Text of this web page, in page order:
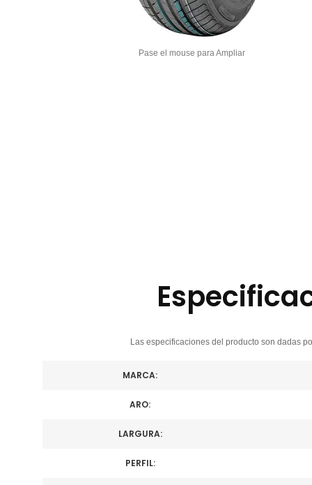
Pase el mouse para Ampliar
Las especificaciones del producto son dadas
MARCA:
ARO:
LARGURA:
PERFIL: